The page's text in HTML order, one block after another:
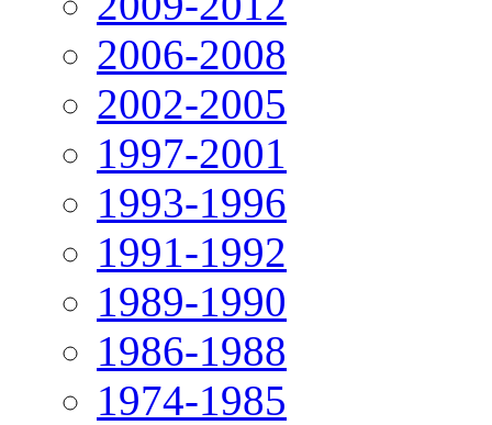
2006-2008
2002-2005
1997-2001
1993-1996
1991-1992
1989-1990
1986-1988
1974-1985